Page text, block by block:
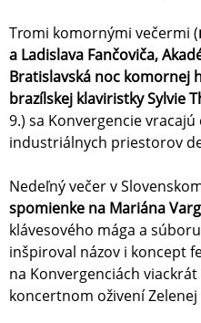
Tromi komornými večermi (
a Ladislava Fančoviča,
Bratislavská noc komornej
brazílskej klaviristky Sylvie
9.) sa Konvergencie
industriálnych priestorov
Nedeľný večer v
spomienke na Mariána
klávesového mága a
inšpiroval názov i koncept
na Konvergenciách
koncertnom oživení Zelenej